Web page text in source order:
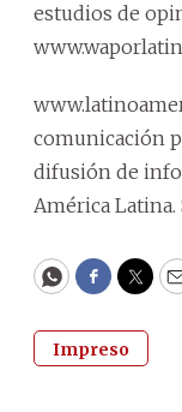
estudios de
comunicación
difusión de
América Latina.
WhatsApp
Impreso